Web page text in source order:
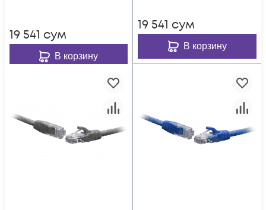
19 541 сум
В корзину
19 541 сум
В корзину